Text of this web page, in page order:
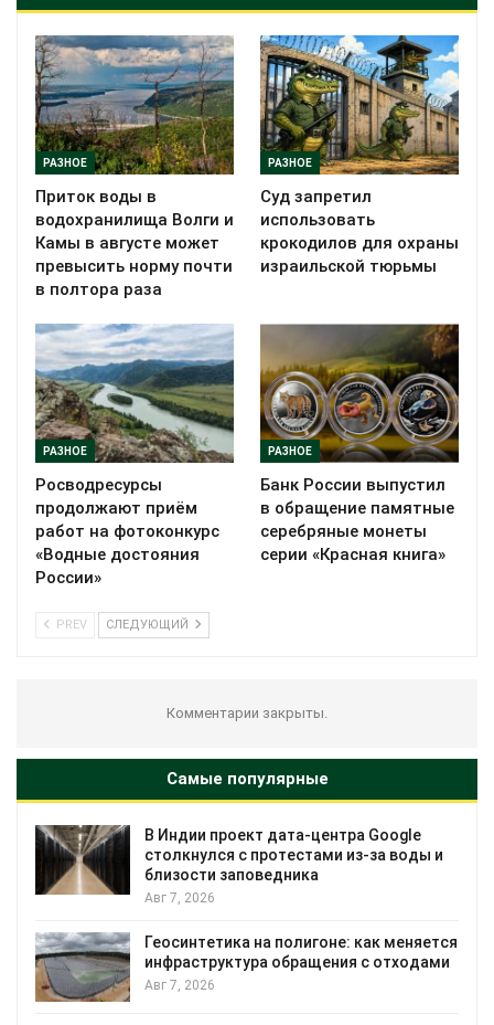
РАЗНОЕ
Приток воды в
водохранилища Волги и
Камы в августе может
превысить норму почти
в полтора раза
РАЗНОЕ
Суд запретил
использовать
крокодилов для охраны
израильской тюрьмы
РАЗНОЕ
Росводресурсы
продолжают приём
работ на фотоконкурс
«Водные достояния
России»
РАЗНОЕ
Банк России выпустил
в обращение памятные
серебряные монеты
серии «Красная книга»
PREV СЛЕДУЮЩИЙ
Комментарии закрыты.
Самые популярные
В Индии проект дата-центра Google
столкнулся с протестами из-за воды и
близости заповедника
Авг 7, 2026
Геосинтетика на полигоне: как меняется
инфраструктура обращения с отходами
Авг 7, 2026